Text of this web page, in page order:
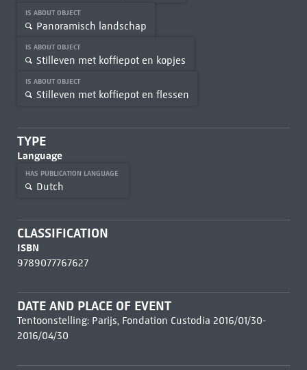
IS ABOUT OBJECT
Panoramisch landschap
IS ABOUT OBJECT
Stilleven met koffiepot en kopjes
IS ABOUT OBJECT
Stilleven met koffiepot en flessen
TYPE
Language
HAS PUBLICATION LANGUAGE
Dutch
CLASSIFICATION
ISBN
9789077767627
DATE AND PLACE OF EVENT
Tentoonstelling: Parijs, Fondation Custodia 2016/01/30-
2016/04/30